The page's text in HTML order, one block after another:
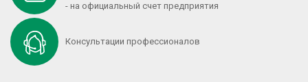
- на официальный счет предприятия
Консультации профессионалов